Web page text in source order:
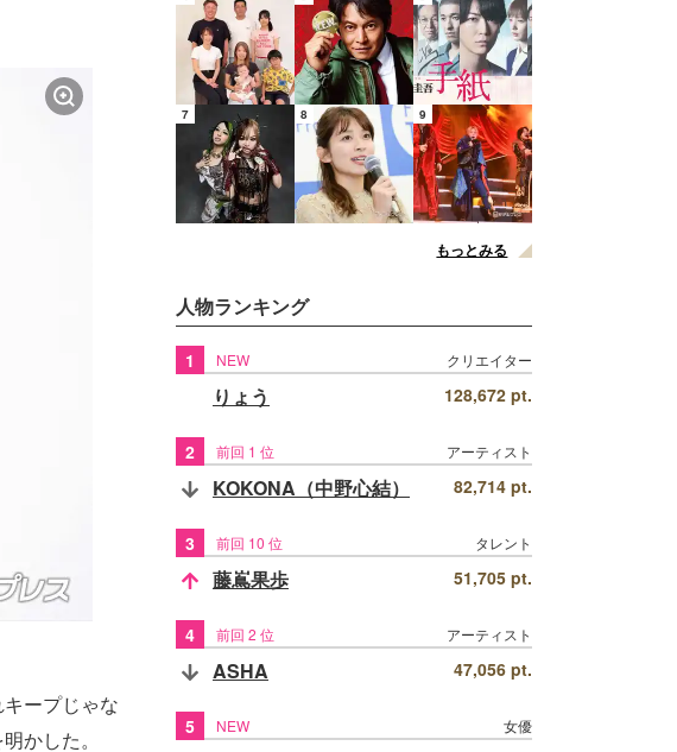
ープじゃな
かした。
7 8 9
もっとみる
人物ランキング
1 NEW クリエイター
りょう 128,672 pt.
2 前回 1 位 アーティスト
KOKONA（中野心結） 82,714 pt.
3 前回 10 位 タレント
藤嶌果歩 51,705 pt.
4 前回 2 位 アーティスト
ASHA 47,056 pt.
5 NEW 女優